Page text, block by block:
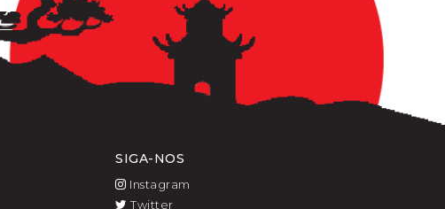
SIGA-NOS
Instagram
Twitter